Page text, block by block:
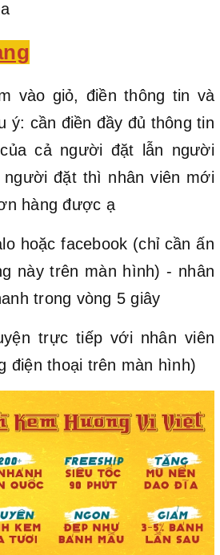
vào giỏ, điền thông tin và
ý: cần điền đầy đủ thông tin
cả người đặt lẫn người
người đặt thì nhân viên mới
hàng được ạ
hoặc facebook (chỉ cần ấn
này trên màn hình) - nhân
trong vòng 5 giây
trực tiếp với nhân viên
điện thoại trên màn hình)